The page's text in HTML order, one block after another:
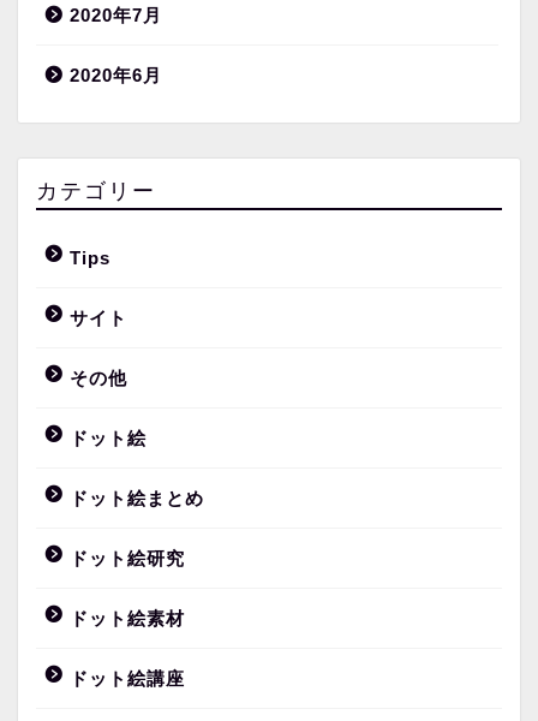
2020年7月
2020年6月
カテゴリー
Tips
サイト
その他
ドット絵
ドット絵まとめ
ドット絵研究
ドット絵素材
ドット絵講座